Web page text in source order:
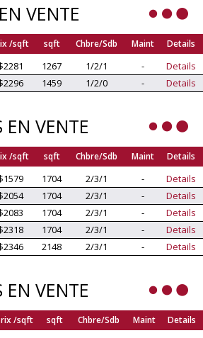
VENTE
/sqft sqft Chbre/Sdb Maint Details
1267 1/2/1 -
Details
1459 1/2/0 - Details
EN VENTE
/sqft sqft Chbre/Sdb Maint Details
1704 2/3/1 -
Details
1704 2/3/1 -
Details
1704 2/3/1 -
Details
1704 2/3/1 -
Details
2148 2/3/1 - Details
EN VENTE
/sqft sqft Chbre/Sdb Maint Details